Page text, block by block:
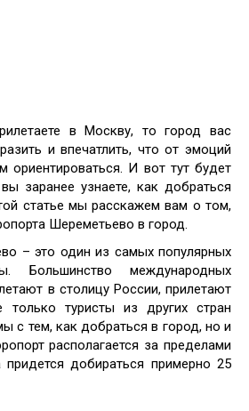
в Москву, то город вас
и впечатлить, что от эмоций
ориентироваться. И вот тут будет
заранее узнаете, как добраться
статье мы расскажем вам о том,
Шереметьево в город.
– это один из самых популярных
Большинство международных
в столицу России, прилетают
туристы из других стран
с тем, как добраться в город, но и
располагается за пределами
добираться примерно 25